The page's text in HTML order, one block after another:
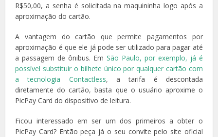
R$50,00, a senha é solicitada na maquininha logo após a
aproximação do cartão.
A vantagem do cartão que permite pagamentos por
aproximação é que ele já pode ser utilizado para pagar até
a passagem de ônibus. Em São Paulo, por exemplo, já é
possível substituir o bilhete único por qualquer cartão com
a tecnologia Contactless, a tarifa é descontada
diretamente do cartão, basta que o usuário aproxime o
PicPay Card do dispositivo de leitura.
Ficou interessado em ser um dos primeiros a obter o
PicPay Card? Então peça já o seu convite pelo site oficial